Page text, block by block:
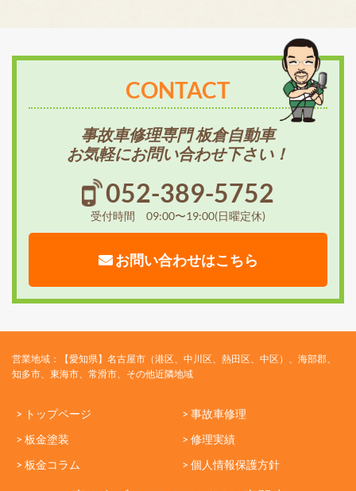
CONTACT
事故車修理専門 板倉自動車
お気軽にお問い合わせ下さい！
052-389-5752
受付時間 09:00〜19:00(日曜定休)
お問い合わせはこちら
営業地域：【愛知県】名古屋市（港区、中川区、熱田区、中区）、海部郡、
知多市、東海市、常滑市、その他近隣地域
> トップページ
> 事故車修理
> 板金塗装
> 修理実績
> 板金コラム
> 個人情報保護方針